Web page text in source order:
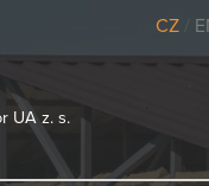
CZ /
UA z. s.